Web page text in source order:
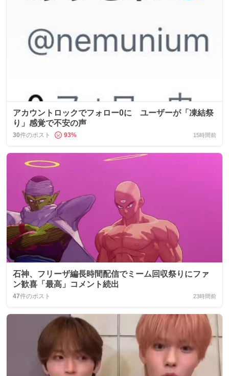
アカウントロックでフォロー0に ユーザーが「凍結祭
り」感覚で不安の声
30件のポスト 93% 15時間前
石神、フリーザ編長時間配信でミーム回収祭りにファ
ン歓喜「最高」コメント続出
47件のポスト 23時間前